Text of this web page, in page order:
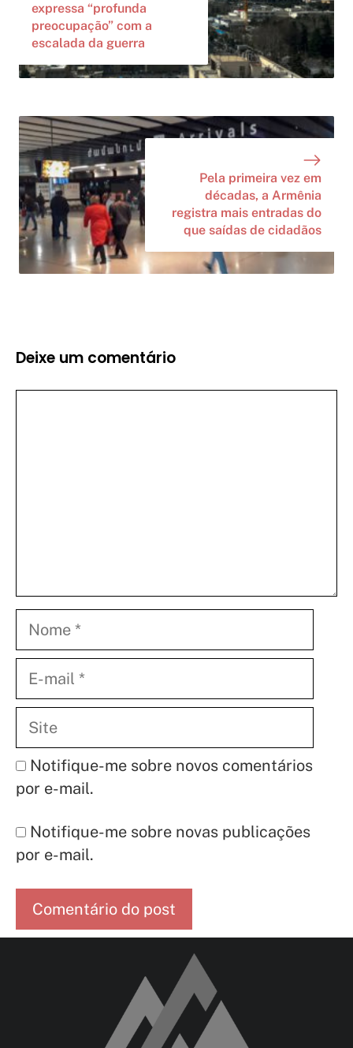
expressa “profunda
preocupação” com a
escalada da guerra
Pela primeira vez em
décadas, a Armênia
registra mais entradas do
que saídas de cidadãos
Deixe um comentário
mail
Notifique-me sobre novos comentários
por e-mail.
Notifique-me sobre novas publicações
por e-mail.